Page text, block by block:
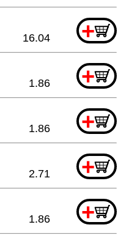
+
16.04
+
1.86
+
1.86
+
2.71
+
1.86